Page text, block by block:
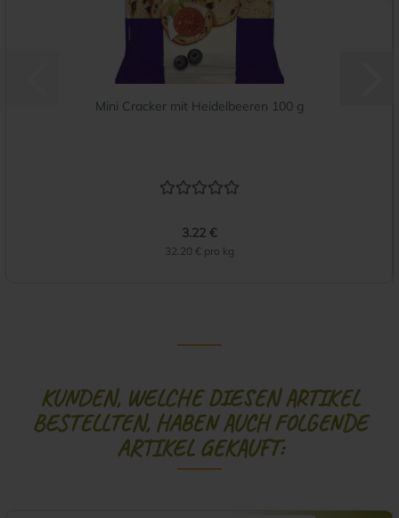
Mini Cracker mit Heidelbeeren 100 g
3.22 €
32.20 € pro kg
KUNDEN, WELCHE DIESEN ARTIKEL
BESTELLTEN, HABEN AUCH FOLGENDE
ARTIKEL GEKAUFT: